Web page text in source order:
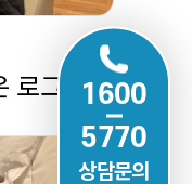
1600
5770
상담문의
로그인